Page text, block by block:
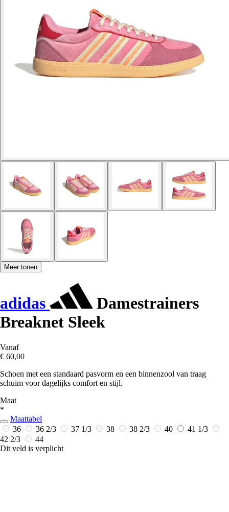
Meer tonen
adidas
Damestrainers
Breaknet Sleek
Vanaf
€ 60,00
Schoen met een standaard pasvorm en een binnenzool van traag
schuim voor dagelijks comfort en stijl.
Maat
*
Maattabel
36
36 2/3 37 1/3 38 38 2/3 40
41 1/3
42 2/3
44
Dit veld is verplicht